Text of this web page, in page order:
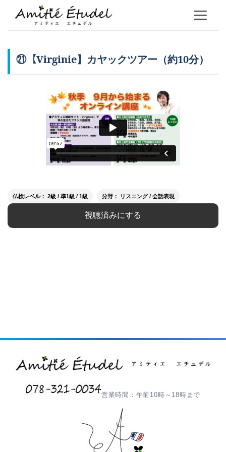
㉑【Virginie】カヤックツアー（約10分）
仏検レベル： 2級 / 準1級 / 1級 分野： リスニング / 会話表現
視聴済みにする
営業時間：午前10時～18時まで